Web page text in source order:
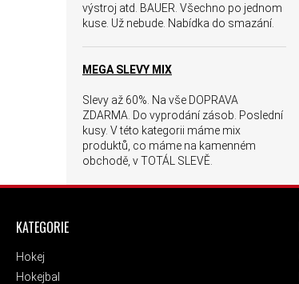
výstroj atd. BAUER. Všechno po jednom
kuse. Už nebude. Nabídka do smazání.
MEGA SLEVY MIX
Slevy až 60%. Na vše DOPRAVA
ZDARMA. Do vyprodání zásob. Poslední
kusy. V této kategorii máme mix
produktů, co máme na kamenném
obchodě, v TOTÁL SLEVĚ.
ZÁPATÍ
KATEGORIE
Hokej
Hokejbal